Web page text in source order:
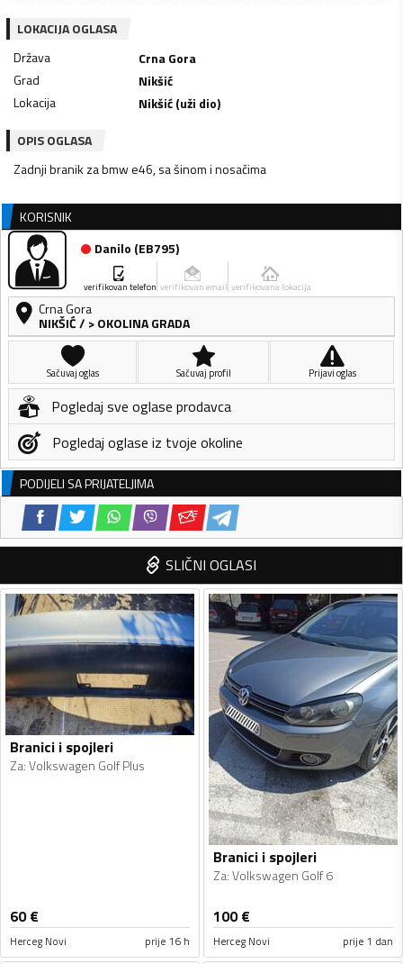
LOKACIJA OGLASA
Država
Crna Gora
Grad
Nikšić
Lokacija
Nikšić (uži dio)
OPIS OGLASA
Zadnji branik za bmw e46, sa šinom i nosačima
KORISNIK
Danilo (EB795)
verifikovan telefon verifikovan email verifikovana lokacija
Crna Gora
NIKŠIĆ/ > OKOLINA GRADA
Sačuvaj oglas Sačuvaj profil Prijavi oglas
Pogledaj sve oglase prodavca
Pogledaj oglase iz tvoje okoline
PODIJELI SA PRIJATELJIMA
SLIČNI OGLASI
Branici i spojleri
Za:Volkswagen Golf Plus
60€
Herceg Novi prije 16 h
Branici i spojleri
Za:Volkswagen Golf 6
100€
Herceg Novi prije 1 dan